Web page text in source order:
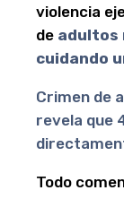
violencia
de adultos
cuidando
Crimen de
revela que
Todo